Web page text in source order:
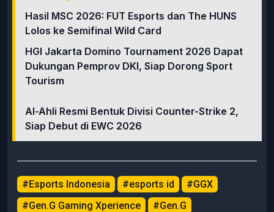
Hasil MSC 2026: FUT Esports dan The HUNS
Lolos ke Semifinal Wild Card
HGI Jakarta Domino Tournament 2026 Dapat
Dukungan Pemprov DKI, Siap Dorong Sport
Tourism
Al-Ahli Resmi Bentuk Divisi Counter-Strike 2,
Siap Debut di EWC 2026
#Esports Indonesia #esports id
#GGX
#Gen.G Gaming Xperience
#Gen.G